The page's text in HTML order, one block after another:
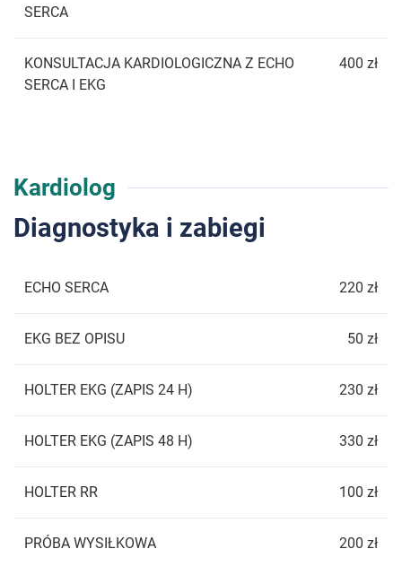
SERCA
KONSULTACJA KARDIOLOGICZNA Z ECHO
SERCA I EKG
400 zł
Kardiolog
Diagnostyka i zabiegi
ECHO SERCA 220 zł
EKG BEZ OPISU 50 zł
HOLTER EKG (ZAPIS 24 H) 230 zł
HOLTER EKG (ZAPIS 48 H) 330 zł
HOLTER RR 100 zł
PRÓBA WYSIŁKOWA 200 zł